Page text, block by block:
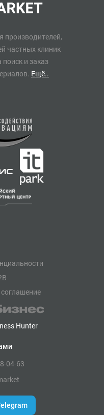
производителей,
частных клиник
и заказ
Ещё..
Hunter
04-63